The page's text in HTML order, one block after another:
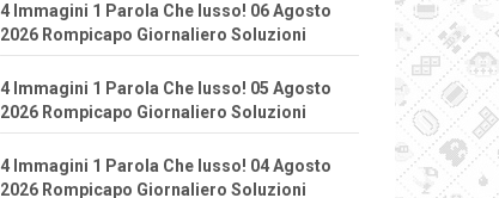
4 Immagini 1 Parola Che lusso! 06 Agosto
2026 Rompicapo Giornaliero Soluzioni
4 Immagini 1 Parola Che lusso! 05 Agosto
2026 Rompicapo Giornaliero Soluzioni
4 Immagini 1 Parola Che lusso! 04 Agosto
2026 Rompicapo Giornaliero Soluzioni